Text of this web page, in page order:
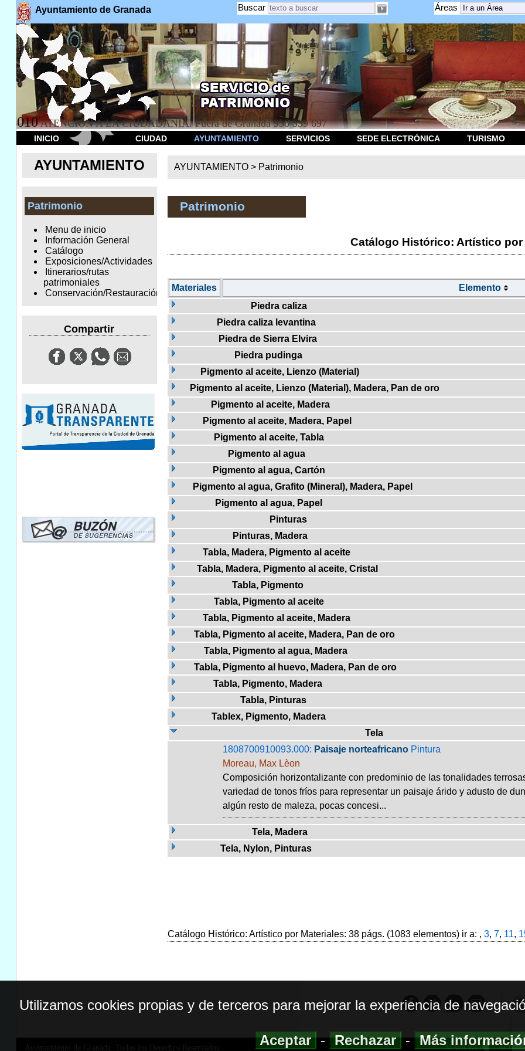
Ayuntamiento de Granada Áreas
Buscar
010 ATENCION A LA CIUDADANÍA. Fuera de Granada 958 539 697
INICIO CIUDAD AYUNTAMIENTO SERVICIOS SEDE ELECTRÓNICA TURISMO
AYUNTAMIENTO
Patrimonio
Menu de inicio
Información General
Catálogo
Exposiciones/Actividades
Itinerarios/rutas
patrimoniales
Conservación/Restauración
Compartir
AYUNTAMIENTO > Patrimonio
Patrimonio
Catálogo Histórico: Artístico por
Materiales
Elemento
Piedra caliza
Piedra caliza levantina
Piedra de Sierra Elvira
Piedra pudinga
Pigmento al aceite, Lienzo (Material)
Pigmento al aceite, Lienzo (Material), Madera, Pan de oro
Pigmento al aceite, Madera
Pigmento al aceite, Madera, Papel
Pigmento al aceite, Tabla
Pigmento al agua
Pigmento al agua, Cartón
Pigmento al agua, Grafito (Mineral), Madera, Papel
Pigmento al agua, Papel
Pinturas
Pinturas, Madera
Tabla, Madera, Pigmento al aceite
Tabla, Madera, Pigmento al aceite, Cristal
Tabla, Pigmento
Tabla, Pigmento al aceite
Tabla, Pigmento al aceite, Madera
Tabla, Pigmento al aceite, Madera, Pan de oro
Tabla, Pigmento al agua, Madera
Tabla, Pigmento al huevo, Madera, Pan de oro
Tabla, Pigmento, Madera
Tabla, Pinturas
Tablex, Pigmento, Madera
Tela
1808700910093.000: Paisaje norteafricano Pintura
Moreau, Max Lèon
Composición horizontalizante con predominio de las tonalidades
variedad de tonos fríos para representar un paisaje árido y adusto de
algún resto de maleza, pocas concesi...
Tela, Madera
Tela, Nylon, Pinturas
Catálogo Histórico: Artístico por Materiales: 38 págs. (1083 elementos) ir a: , 3, 7, 11,
Ayuntamiento de Granada. Todos los Derechos Reservados. MAPA WEB|
Utilizamos cookies propias y de terceros para mejorar la experiencia de
Aceptar-Rechazar-Más